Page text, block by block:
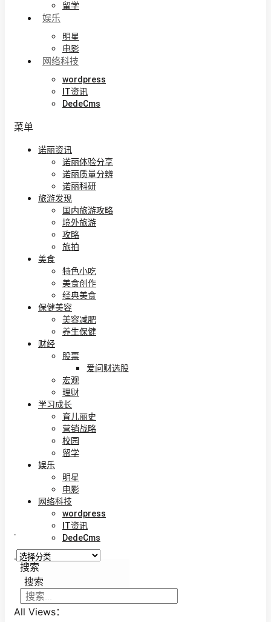
留学
娱乐
明星
电影
网络科技
wordpress
IT资讯
DedeCms
菜单
诺丽资讯
诺丽体验分享
诺丽质量分辨
诺丽科研
旅游发现
国内旅游攻略
境外旅游
攻略
旅拍
美食
特色小吃
美食创作
经典美食
保健美容
美容减肥
养生保健
财经
股票
爱问财选股
宏观
理财
学习成长
育儿丽史
营销战略
校园
留学
娱乐
明星
电影
网络科技
wordpress
IT资讯
DedeCms
.
.
搜索
搜索
All Views：